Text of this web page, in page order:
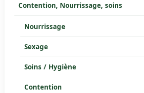
Contention, Nourrissage, soins
Nourrissage
Sexage
Soins / Hygiène
Contention